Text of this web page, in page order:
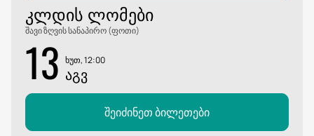
ᲙᲚᲓᲘᲡ ᲚᲝᲛᲔᲑᲘ
შავი ზღვის სანაპირო (ფოთი)
13 ხუთ, 12:00
ᲐᲒᲕ
შეიძინეთ ბილეთები